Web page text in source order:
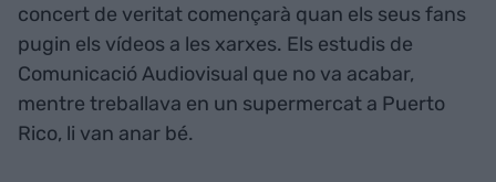
concert de veritat començarà quan els seus fans
pugin els vídeos a les xarxes. Els estudis de
Comunicació Audiovisual que no va acabar,
mentre treballava en un supermercat a Puerto
Rico, li van anar bé.